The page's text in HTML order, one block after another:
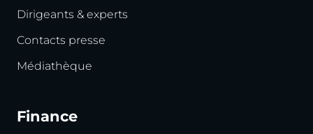
Dirigeants & experts
Contacts presse
Médiathèque
Finance